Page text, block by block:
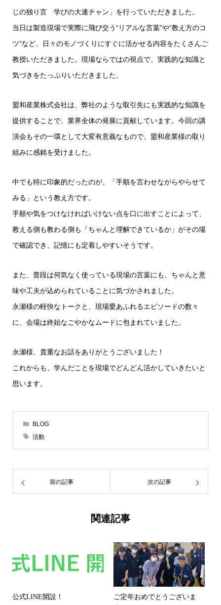
じの独り言 学びの大連チャン」を行っていただきました。
当日は製造現場で実際に飛び交う“リアルな言葉”や“教え方のコ
ツ”など、日々のモノづくりにすぐに活かせる内容をたくさんご
教授いただきました。現場ならではの視点で、実践的な知識と
気づきをたっぷりいただきました。
盟和産業株式会社は、弊社のような取引先にも実践的な知識を
提供することで、業界全体の発展に貢献しています。今回の講
演会もその一環として大変有意義なもので、盟和産業様の取り
組みに感銘を受けました。
中でも特に印象的だったのが、「手順を言わせながらやらせて
みる」という教え方です。
手順や気をつけなければいけない点を口に出すことによって、
教える側も教わる側も「ちゃんと理解できているか」がその場
で確認でき、記憶にも定着しやすいそうです。
また、普段は何気なく使っている現場の言葉にも、ちゃんと意
味や工夫が込められていることに気づかされました。
永瀬様の軽快なトークと、現場愛あふれるエピソードの数々
に、会場は終始なごやかなムードに包まれていました。
永瀬様、貴重なお話をありがとうございました！
これからも、学んだことを現場でどんどん活かしていきたいと
思います。
BLOG
活動
前の記事 次の記事
関連記事
公式LINE開設！
ご定年おめでとうございま